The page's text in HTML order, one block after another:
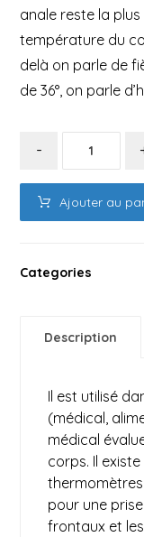
anale reste la
température du
delà on parle de
de 36°, on parle
-
Ajouter au
Categories
Description
Il est utilisé
(médical,
médical
corps. Il
pour une
frontaux et